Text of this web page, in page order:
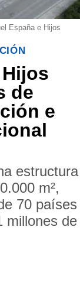
España e Hijos
de
e
estructura
m²,
70 países
millones de